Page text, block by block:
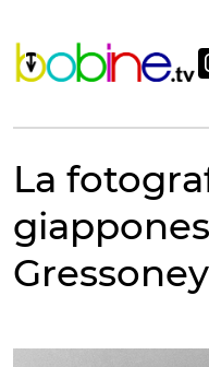
contenuto
La
Gressoney